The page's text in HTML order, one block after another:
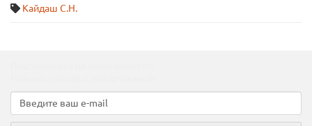
Кайдаш С.Н.